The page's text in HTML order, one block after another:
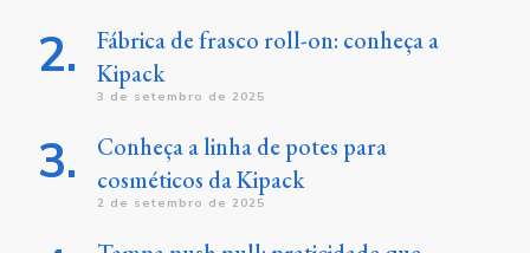
Fábrica de frasco roll-on: conheça a
Kipack
3 de setembro de 2025
Conheça a linha de potes para
cosméticos da Kipack
2 de setembro de 2025